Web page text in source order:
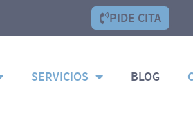
PIDE CITA
SERVICIOS BLOG